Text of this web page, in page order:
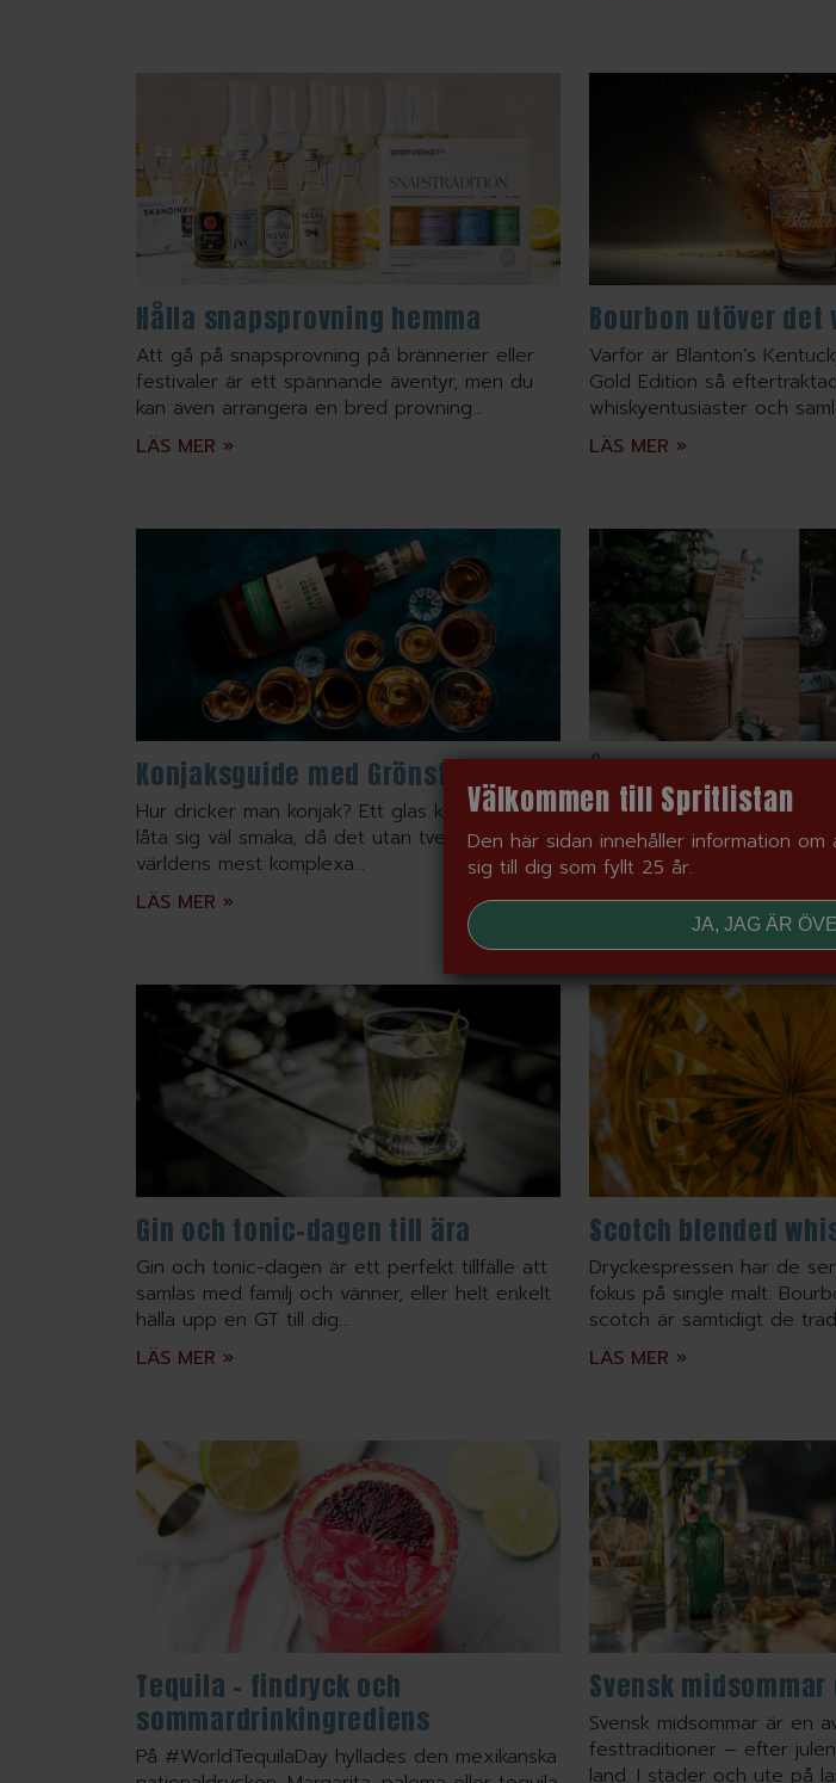
Välkommen till Spritlistan
Den här sidan innehåller information
sig till dig som fyllt 25 år.
JA, JAG ÄR
Hålla snapsprovning hemma
Att gå på snapsprovning på brännerier eller
festivaler är ett spännande äventyr, men du
kan även arrangera en bred provning...
LÄS MER »
Bourbon utöver det
Varför är Blanton’s
Gold Edition så
whiskyentusiaster och
LÄS MER »
Konjaksguide med Grönstedts
Hur dricker man konjak? Ett glas konjak ska
låta sig väl smaka, då det utan tvekan är en av
världens mest komplexa...
LÄS MER »
Årets julklapp –
En 178-åring som fyller
grundandet av butiken
1846 som den första
LÄS MER »
Gin och tonic-dagen till ära
Gin och tonic-dagen är ett perfekt tillfälle att
samlas med familj och vänner, eller helt enkelt
hälla upp en GT till dig...
LÄS MER »
Scotch blended
Dryckespressen har de
fokus på single malt.
scotch är samtidigt de
LÄS MER »
Tequila – findryck och
sommardrinkingrediens
På #WorldTequilaDay hyllades den mexikanska
Svensk
Svensk midsommar är en
festtraditioner – efter
land. I städer och ute på